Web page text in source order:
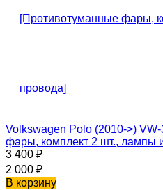
Volkswagen Polo (2010->)
фары, комплект 2 шт., лампы
3 400 ₽
2 000 ₽
В корзину